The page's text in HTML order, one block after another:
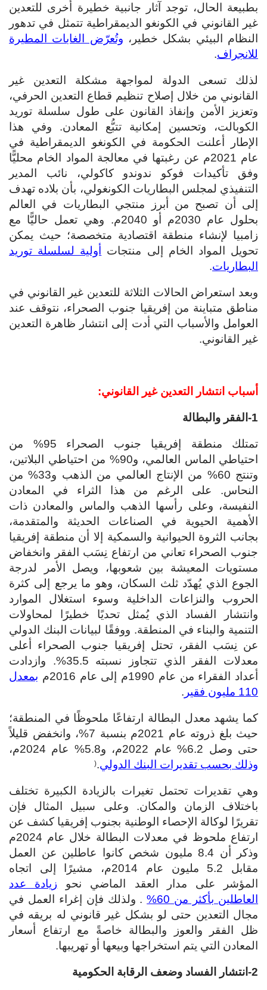
بطبيعة الحال، توجد آثار جانبية خطيرة أخرى للتعدين
غير القانوني في الكونغو الديمقراطية تتمثل في تدهور
النظام البيئي بشكل خطير، وتُعرّض الغابات المطيرة
للانجراف.
لذلك تسعى الدولة لمواجهة مشكلة التعدين غير
القانوني من خلال إصلاح تنظيم قطاع التعدين الحرفي،
وتعزيز الأمن وإنفاذ القانون على طول سلسلة توريد
الكوبالت، وتحسين إمكانية تتبُّع المعادن. وفي هذا
الإطار أعلنت الحكومة في الكونغو الديمقراطية في
عام 2021م عن رغبتها في معالجة المواد الخام محليًّا
وفق تأكيدات فوكو ندوندو كاكولي، نائب المدير
التنفيذي لمجلس البطاريات الكونغولي، بأن بلاده تهدف
إلى أن تصبح من أبرز منتجي البطاريات في العالم
بحلول عام 2030م أو 2040م. وهي تعمل حاليًّا مع
زامبيا لإنشاء منطقة اقتصادية متخصصة؛ حيث يمكن
تحويل المواد الخام إلى منتجات
أولية لسلسلة توريد
البطاريات.
وبعد استعراض الحالات الثلاثة للتعدين غير القانوني في
مناطق متباينة من إفريقيا جنوب الصحراء، نتوقف عند
العوامل والأسباب التي أدت إلى انتشار ظاهرة التعدين
غير القانوني.
أسباب انتشار التعدين غير القانوني:
1-الفقر والبطالة
تمتلك منطقة إفريقيا جنوب الصحراء 95% من
احتياطي الماس العالمي، و90% من احتياطي البلاتين،
وتنتج 60% من الإنتاج العالمي من الذهب و33% من
النحاس. على الرغم من هذا الثراء في المعادن
النفيسة، وعلى رأسها الذهب والماس والمعادن ذات
الأهمية الحيوية في الصناعات الحديثة والمتقدمة،
بجانب الثروة الحيوانية والسمكية إلا أن منطقة إفريقيا
جنوب الصحراء تعاني من ارتفاع نِسَب الفقر وانخفاض
مستويات المعيشة بين شعوبها، ويصل الأمر لدرجة
الجوع الذي يُهدّد ثلث السكان، وهو ما يرجع إلى كثرة
الحروب والنزاعات الداخلية وسوء استغلال الموارد
وانتشار الفساد الذي يُمثل تحديًا خطيرًا لمحاولات
التنمية والبناء في المنطقة. ووفقًا لبيانات البنك الدولي
عن نِسَب الفقر، تحتل إفريقيا جنوب الصحراء أعلى
معدلات الفقر الذي تتجاوز نسبته 35.5%. وازدادت
أعداد الفقراء من عام 1990م إلى عام 2016م
بمعدل
110 مليون فقير
.
كما يشهد معدل البطالة ارتفاعًا ملحوظًا في المنطقة؛
حيث بلغ ذروته عام 2021م بنسبة 7%، وانخفض قليلاً
حتى وصل 6.2% عام 2022م، و5.8% عام 2024م،
وذلك بحسب تقديرات البنك الدولي.
(
وهي تقديرات تحتمل تغيرات بالزيادة الكبيرة تختلف
باختلاف الزمان والمكان. وعلى سبيل المثال فإن
تقريرًا لوكالة الإحصاء الوطنية بجنوب إفريقيا كشف عن
ارتفاع ملحوظ في معدلات البطالة خلال عام 2024م
وذكر أن 8.4 مليون شخص كانوا عاطلين عن العمل
مقابل 5.2 مليون عام 2014م، مشيرًا إلى اتجاه
المؤشر على مدار العقد الماضي نحو زيادة عدد
العاطلين بأكثر من 60%
. ولذلك فإن إغراء العمل في
مجال التعدين حتى لو بشكل غير قانوني له بريقه في
ظل الفقر والعوز والبطالة خاصةً مع ارتفاع أسعار
المعادن التي يتم استخراجها وبيعها أو تهريبها.
2-انتشار الفساد وضعف الرقابة الحكومية